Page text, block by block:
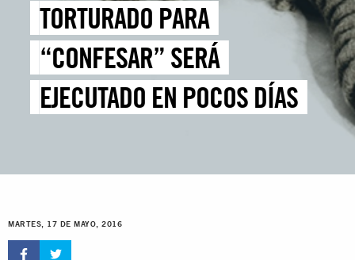
TORTURADO PARA
“CONFESAR” SERÁ
EJECUTADO EN POCOS DÍAS
MARTES, 17 DE MAYO, 2016